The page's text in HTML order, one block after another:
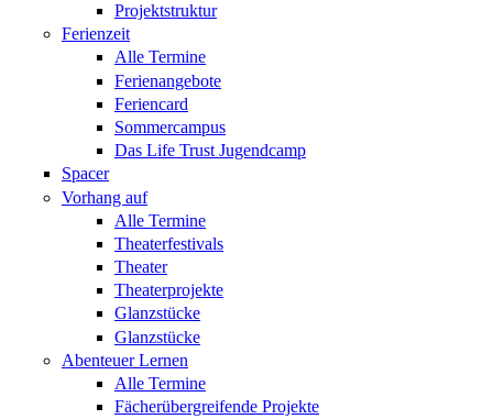
Projektstruktur
Ferienzeit
Alle Termine
Ferienangebote
Feriencard
Sommercampus
Das Life Trust Jugendcamp
Spacer
Vorhang auf
Alle Termine
Theaterfestivals
Theater
Theaterprojekte
Glanzstücke
Glanzstücke
Abenteuer Lernen
Alle Termine
Fächerübergreifende Projekte